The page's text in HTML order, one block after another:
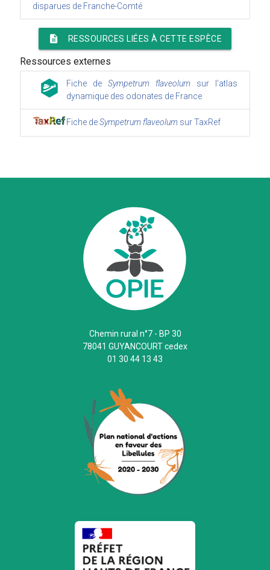
disparues de Franche-Comté
description RESSOURCES LIÉES À CETTE ESPÈCE
Ressources externes
Fiche de Sympetrum flaveolum sur l'atlas
dynamique des odonates de France
Fiche deSympetrum flaveolumsur TaxRef
Chemin rural n°7 - BP 30
78041 GUYANCOURT cedex
01 30 44 13 43